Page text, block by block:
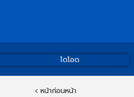
ไดโอด
หน้าก่อนหน้า